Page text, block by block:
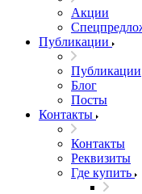
Акции
Публикации
Публикации
Блог
Посты
Контакты
Контакты
Реквизиты
Где купить